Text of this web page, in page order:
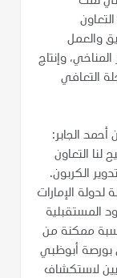
والعمل
وإنتاج
التعافي
الجابر:
لنا التعاون
الكربون.
الإمارات
المستقبلية
نسبة ممكنة من
بورصة أبوظبي
لاستكشاف